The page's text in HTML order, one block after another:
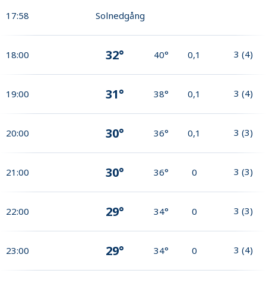
17:58 Solnedgång
18:00 32° 40° 0,1 3 (4)
19:00 31° 38° 0,1 3 (4)
20:00 30° 36° 0,1 3 (3)
21:00 30° 36° 0 3 (3)
22:00 29° 34° 0 3 (3)
23:00 29° 34° 0 3 (4)